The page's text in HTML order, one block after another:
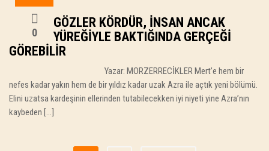
0
GÖZLER KÖRDÜR, İNSAN ANCAK
YÜREĞIYLE BAKTIĞINDA GERÇEĞI
GÖREBILIR
Yazar: MORZERRECİKLER Mert’e hem bir
nefes kadar yakın hem de bir yıldız kadar uzak Azra ile açtık yeni bölümü.
Elini uzatsa kardeşinin ellerinden tutabilecekken iyi niyeti yine Azra’nın
kaybeden […]